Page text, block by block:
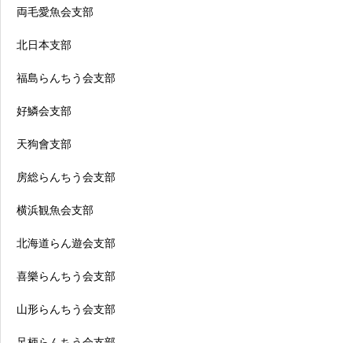
両毛愛魚会支部
北日本支部
福島らんちう会支部
好鱗会支部
天狗會支部
房総らんちう会支部
横浜観魚会支部
北海道らん遊会支部
喜樂らんちう会支部
山形らんちう会支部